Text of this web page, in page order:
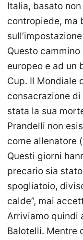
Italia, basato
contropiede, ma
Questo
europeo e ad un
Cup. Il Mondiale
consacrazione
stata la sua
Prandelli non
come allenatore
Questi giorni
precario sia
spogliatoio,
calde”, mai
Arriviamo quindi
Balotelli. Mentre